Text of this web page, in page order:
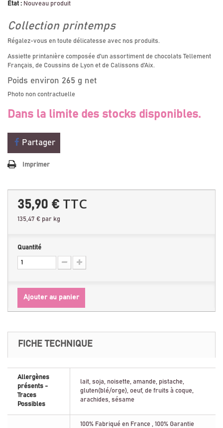
État : Nouveau produit
Collection printemps
Régalez-vous en toute délicatesse avec nos produits.
Assiette printanière composée d'un assortiment de chocolats Tellement
Français, de Coussins de Lyon et de Calissons d'Aix.
Poids environ 265 g net
Photo non contractuelle
Dans la limite des stocks disponibles.
Partager
Imprimer
35,90 € TTC
135,47 € par kg
Quantité
Ajouter au panier
FICHE TECHNIQUE
Allergènes
présents -
Traces
Possibles
lait, soja, noisette, amande, pistache,
gluten(blé/orge), oeuf, de fruits à coque,
arachides, sésame
100% Fabriqué en France , 100% Garantie